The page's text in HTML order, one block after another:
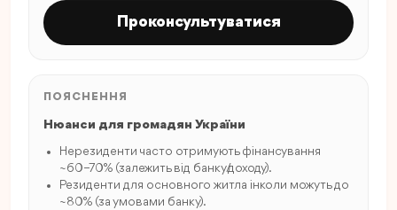
Проконсультуватися
ПОЯСНЕННЯ
Нюанси для громадян України
Нерезиденти часто отримують фінансування
~60–70% (залежить від банку/доходу).
Резиденти для основного житла інколи можуть до
~80% (за умовами банку).